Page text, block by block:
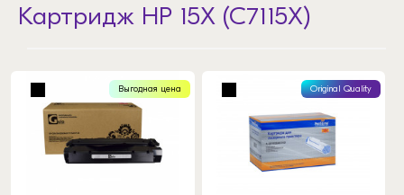
Картридж HP 15X (C7115X)
Выгодная цена Original Quality